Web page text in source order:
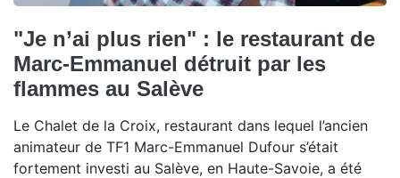
"Je n’ai plus rien" : le restaurant de
Marc-Emmanuel détruit par les
flammes au Salève
Le Chalet de la Croix, restaurant dans lequel l’ancien
animateur de TF1 Marc-Emmanuel Dufour s’était
fortement investi au Salève, en Haute-Savoie, a été